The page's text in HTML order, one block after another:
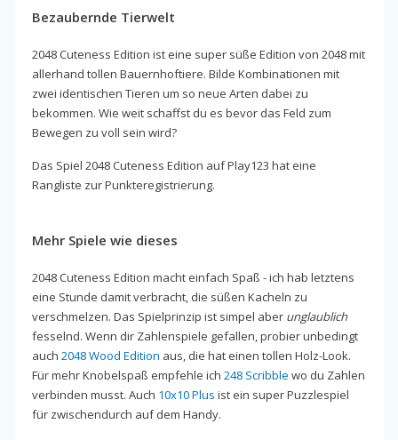
Bezaubernde Tierwelt
2048 Cuteness Edition ist eine super süße Edition von 2048 mit
allerhand tollen Bauernhoftiere. Bilde Kombinationen mit
zwei identischen Tieren um so neue Arten dabei zu
bekommen. Wie weit schaffst du es bevor das Feld zum
Bewegen zu voll sein wird?
Das Spiel 2048 Cuteness Edition auf Play123 hat eine
Rangliste zur Punkteregistrierung.
Mehr Spiele wie dieses
2048 Cuteness Edition macht einfach Spaß - ich hab letztens
eine Stunde damit verbracht, die süßen Kacheln zu
verschmelzen. Das Spielprinzip ist simpel aber unglaublich
fesselnd. Wenn dir Zahlenspiele gefallen, probier unbedingt
auch 2048 Wood Edition aus, die hat einen tollen Holz-Look.
Für mehr Knobelspaß empfehle ich 248 Scribble wo du Zahlen
verbinden musst. Auch 10x10 Plus ist ein super Puzzlespiel
für zwischendurch auf dem Handy.